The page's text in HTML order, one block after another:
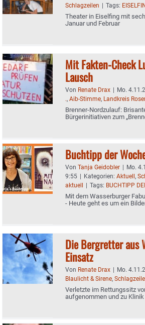
Schlagzeilen | Tags:
Theater in Eiselfing mit
Januar und Februar
Mit Fakten-Check
Lausch
Von Renate Drax | Mo.
., Aib-Stimme, Landkreis
Brenner-Nordzulauf:
Bürgerinitiativen zum
Buchtipp der
Von Tanja Geidobler | Mo.
9:55 | Kategorien: Aktuell,
aktuell | Tags: BUCHTIPP
Mit dem Wasserburger
Die Bergretter aus
Einsatz
Von Renate Drax | Mo.
Blaulicht & Sirene,
Verletzte im Rettungssitz
aufgenommen und zu